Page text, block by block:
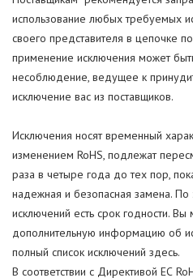
использование любых требуемых
своего представителя в цепочке
применение исключения может
несоблюдение, ведущее к
исключение вас из поставщиков.
Исключения носят временный
изменением RoHS, подлежат
раза в четыре года до тех пор,
надежная и безопасная замена. По
исключений есть срок годности. Вы
дополнительную информацию об
полный список исключений здесь.
В соответствии с Директивой ЕС